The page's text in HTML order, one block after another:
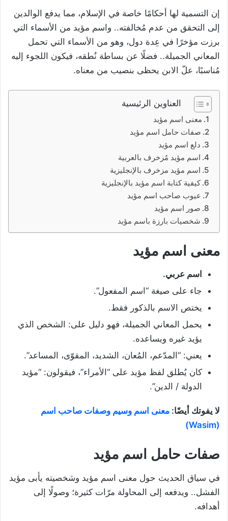
إن التسمية لها أحكامًا خاصة في الإسلام، مما يدفع الوالدين
إلى التحقق من عدم مُخالفته.. واسم مؤيد من الأسماء التي
برزت مؤخرًا في عِدة دول، وهو من الأسماء التي تحمل
المعاني الجميلة.. فضلًا عن بساطة نُطقه، فيكون اللجوء إليه
مُناسبًا، علّ الابن يحظى بنصيب من معناه.
العناوين الرئيسية
معنى اسم مؤيد
صفات حامل اسم مؤيد
دلع اسم مؤيد
اسم مؤيد مُزخرف بالعربية
اسم مؤيد مزخرف بالإنجليزية
كيفية كتابة اسم مؤيد بالإنجليزية
عيوب صاحب اسم مؤيد
صور اسم مؤيد
شخصيات بارزة باسم مؤيد
معنى اسم مؤيد
اسم عربي.
جاء على صيغة “اسم المفعول”.
يختص الاسم بالذكور فقط.
يحمل المعاني الجميلة، فهو دليل على: الشخص الذي
يؤيد غيره ويساعده.
يعني: “المدّعم، المُعان، الشديد، المقوّى، المساعد”.
كان يُطلق لفظ مؤيد على “الأمراء”، فيقولون: “مؤيد
الدولة / الدين”.
لا يفوتك أيضًا: معنى اسم وسيم وصفات صاحب اسم
(Wasim)
صفات حامل اسم مؤيد
في سياق الحديث حول معنى اسم مؤيد وشخصيته يأبى مؤيد
الفشل.. ويدفعه إلى المحاولة مرّات كثيرة؛ وصولًا إلى
أهدافه.